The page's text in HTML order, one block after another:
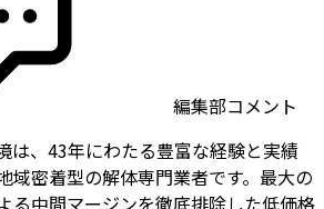
編集部コメント
は、43年にわたる豊富な経験と実績
域密着型の解体専門業者です。最大の
る中間マージンを徹底排除した低価格